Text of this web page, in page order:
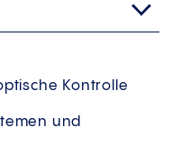
Kontrolle
und